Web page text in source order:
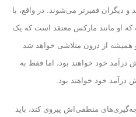
دیگران فقیرتر می‌شوند. در واقع، با
که او مانند مارکس معتقد است که یک
و همیشه از درون متلاشی خواهد شد
درآمد خود خواهند بود، اما فقط به
خود خواهند بود.
منطقی‌اش پیروی کند، باید